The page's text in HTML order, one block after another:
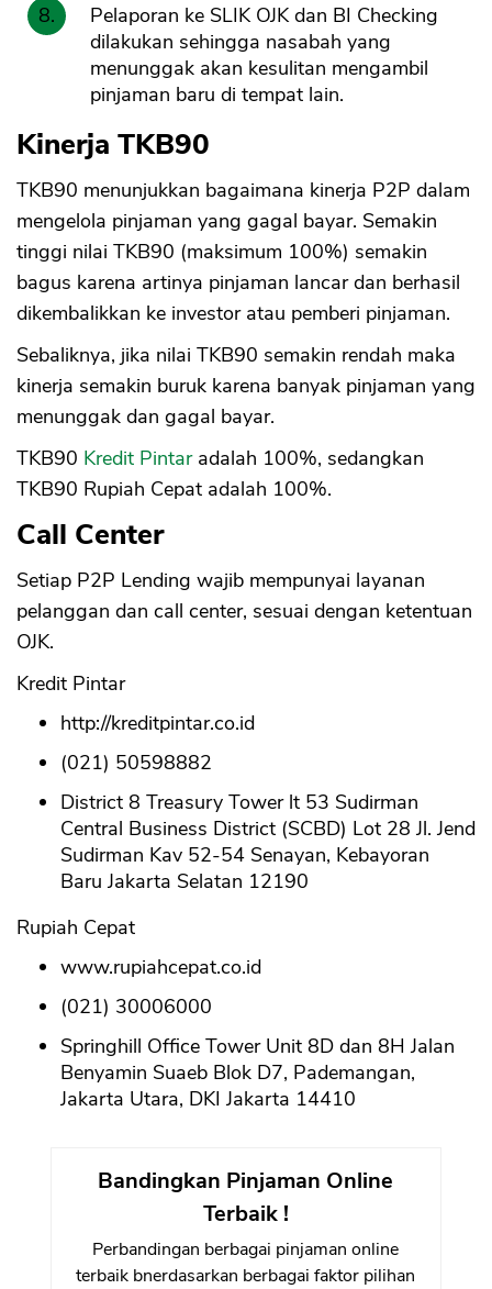
Pelaporan ke SLIK OJK dan BI Checking
dilakukan sehingga nasabah yang
menunggak akan kesulitan mengambil
pinjaman baru di tempat lain.
Kinerja TKB90
TKB90 menunjukkan bagaimana kinerja P2P dalam
mengelola pinjaman yang gagal bayar. Semakin
tinggi nilai TKB90 (maksimum 100%) semakin
bagus karena artinya pinjaman lancar dan berhasil
dikembalikkan ke investor atau pemberi pinjaman.
Sebaliknya, jika nilai TKB90 semakin rendah maka
kinerja semakin buruk karena banyak pinjaman yang
menunggak dan gagal bayar.
TKB90 Kredit Pintaradalah 100%, sedangkan
TKB90 Rupiah Cepat adalah 100%.
Call Center
Setiap P2P Lending wajib mempunyai layanan
pelanggan dan call center, sesuai dengan ketentuan
OJK.
Kredit Pintar
http://kreditpintar.co.id
(021) 50598882
District 8 Treasury Tower lt 53 Sudirman
Central Business District (SCBD) Lot 28 Jl. Jend
Sudirman Kav 52-54 Senayan, Kebayoran
Baru Jakarta Selatan 12190
Rupiah Cepat
www.rupiahcepat.co.id
(021) 30006000
Springhill Office Tower Unit 8D dan 8H Jalan
Benyamin Suaeb Blok D7, Pademangan,
Jakarta Utara, DKI Jakarta 14410
Bandingkan Pinjaman Online
Terbaik !
Perbandingan berbagai pinjaman online
terbaik bnerdasarkan berbagai faktor pilihan